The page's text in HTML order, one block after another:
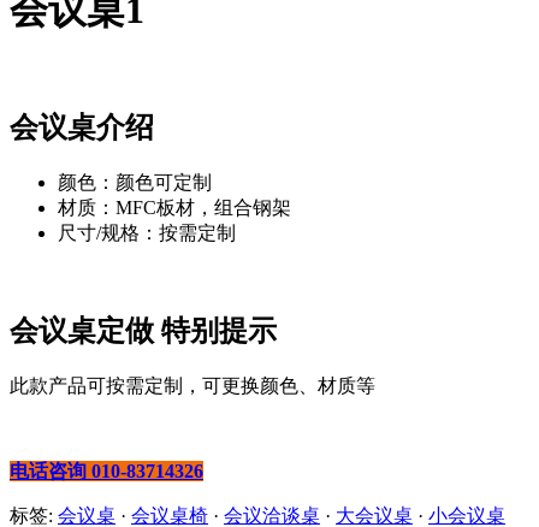
会议桌1
会议桌介绍
颜色：颜色可定制
材质：MFC板材，组合钢架
尺寸/规格：按需定制
会议桌定做 特别提示
此款产品可按需定制，可更换颜色、材质等
电话咨询 010-83714326
标签: 会议桌 · 会议桌椅 · 会议洽谈桌 · 大会议桌 · 小会议桌